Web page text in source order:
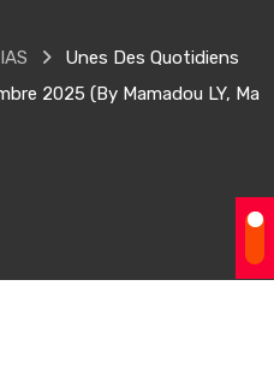
Unes Des Quotidiens
2025 (by Mamadou LY, Ma